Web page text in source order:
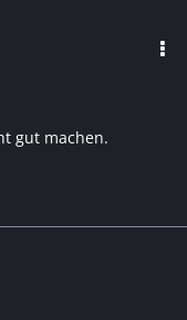
gut machen.